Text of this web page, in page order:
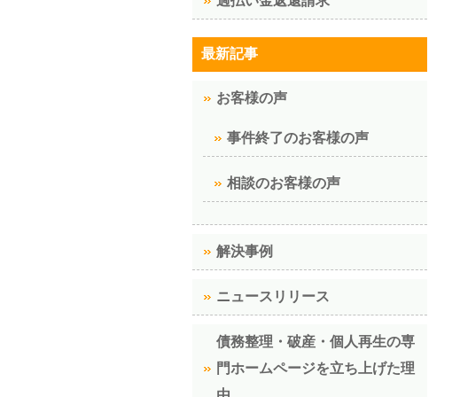
最新記事
お客様の声
事件終了のお客様の声
相談のお客様の声
解決事例
ニュースリリース
債務整理・破産・個人再生の専
門ホームページを立ち上げた理